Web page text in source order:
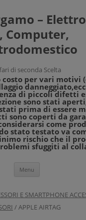
–
Computer,
di seconda Scelta
costo per vari motivi
di piccoli difetti
sono stati
prima di essere
sono coperti da
come
stato testato va
rischio che il
sfuggiti al
Menu
E SMARTPHONE
/ APPLE AIRTAG